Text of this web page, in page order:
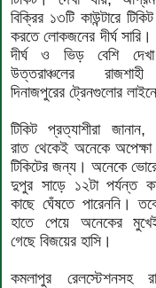
বিক্রির ১৩টি কাউন্টারে
করতে লোকজনের দীর্ঘ সারি।
দীর্ঘ ও ভিড় বেশি
উত্তরাঞ্চলের
দিনাজপুরের ট্রেনগুলোর
টিকিট প্রত্যাশীরা
রাত থেকেই অনেকে
টিকিটের জন্য। অনেকে
দুপুর সাড়ে ১২টা পর্যন্ত
কাছে ঘেঁষতে পারেননি।
হাতে পেয়ে অনেকের
গেছে বিজয়ের হাসি।
কমলাপুর রেলস্টেশনসহ